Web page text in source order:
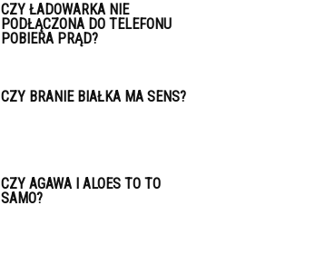
CZY ŁADOWARKA NIE
PODŁĄCZONA DO TELEFONU
POBIERA PRĄD?
CZY BRANIE BIAŁKA MA SENS?
CZY AGAWA I ALOES TO TO
SAMO?